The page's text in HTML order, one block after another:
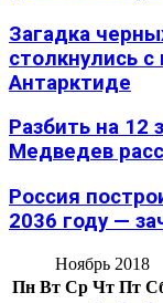
Загадка
столкнулись
Антарктиде
Разбить на 12
Медведев
Россия
2036 году —
Ноябрь 2018
Пн Вт Ср Чт Пт